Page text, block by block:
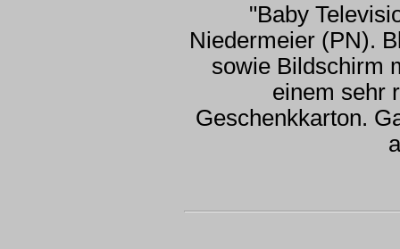
"Baby
Niedermeier (PN).
sowie Bildschirm
einem sehr
Geschenkkarton.